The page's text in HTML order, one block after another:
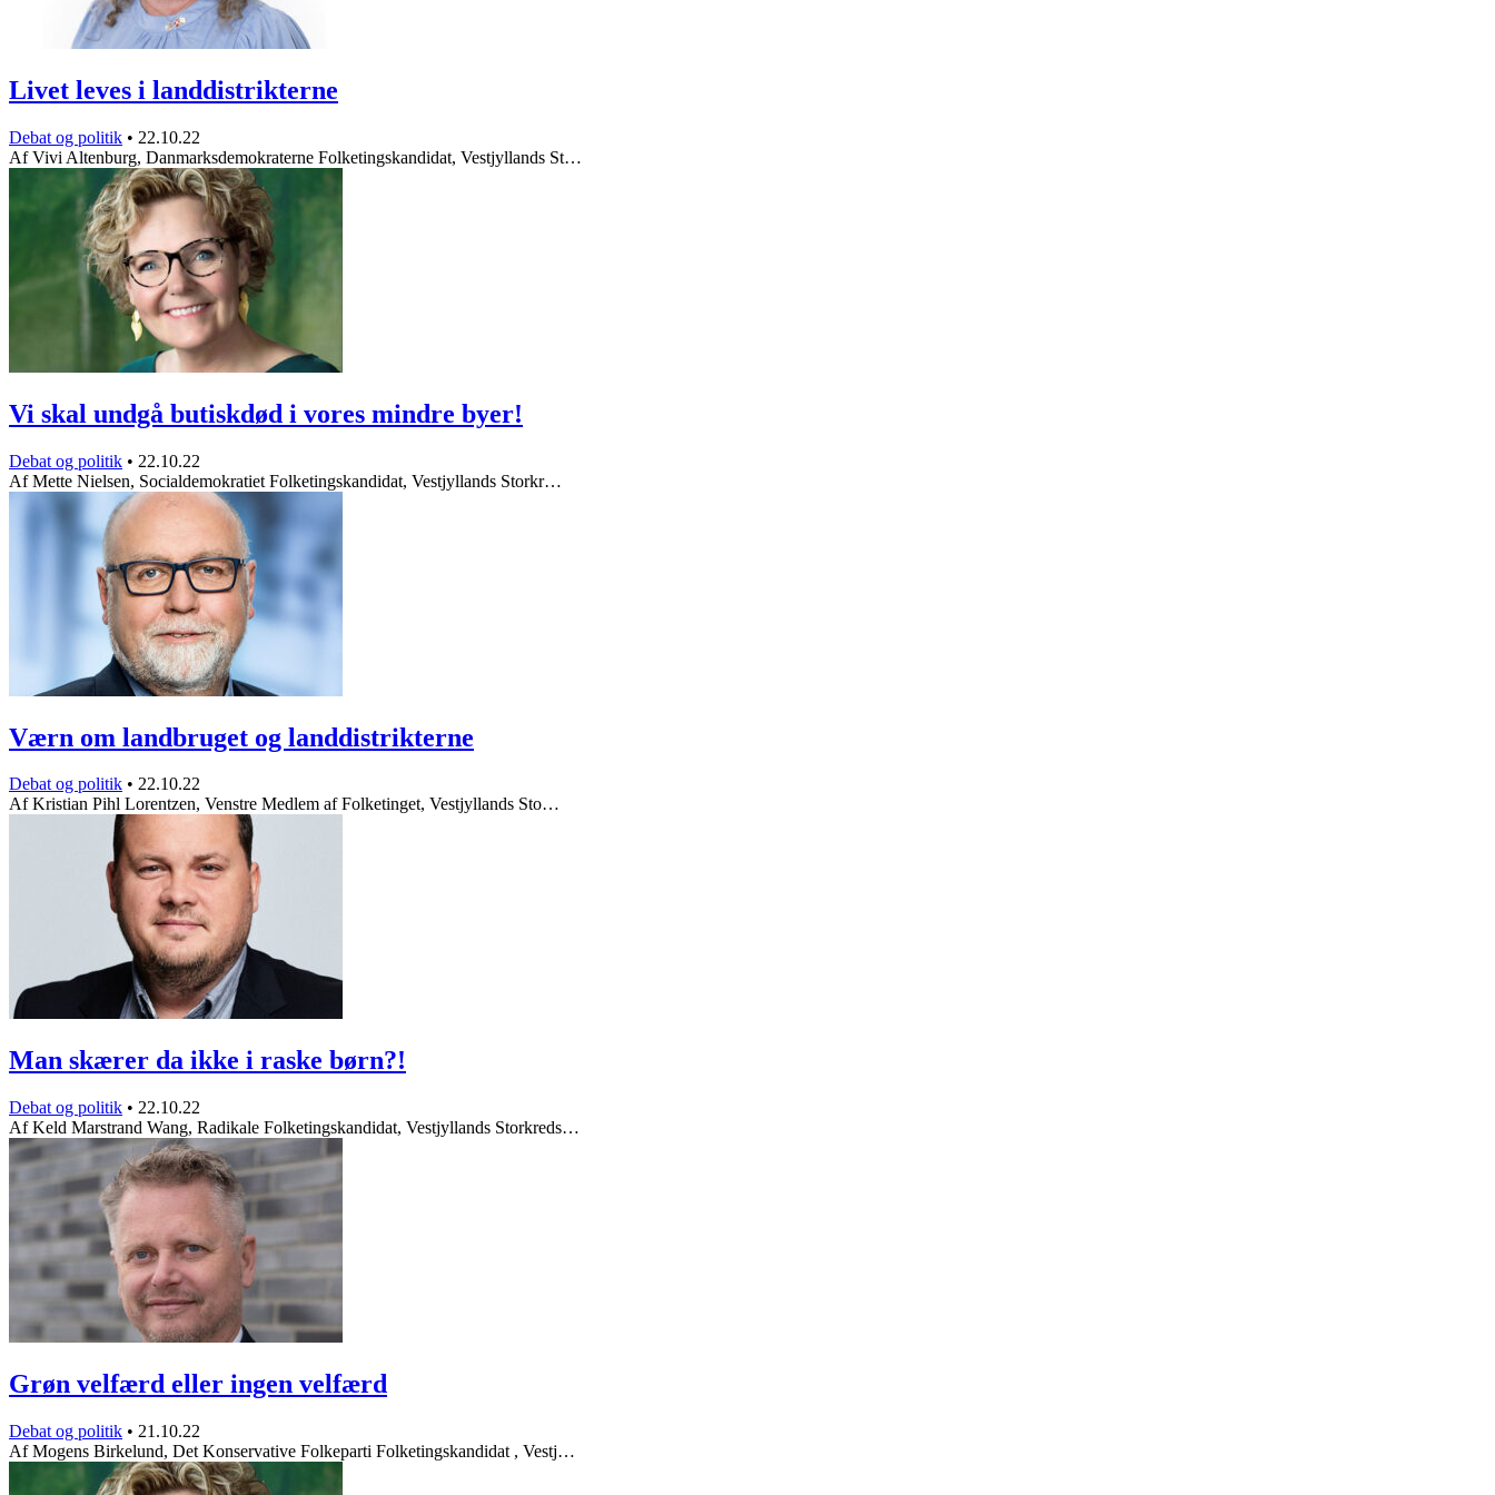
Livet leves i landdistrikterne
Debat og politik • 22.10.22
Af Vivi Altenburg, Danmarksdemokraterne Folketingskandidat, Vestjyllands St…
Vi skal undgå butiskdød i vores mindre byer!
Debat og politik • 22.10.22
Af Mette Nielsen, Socialdemokratiet Folketingskandidat, Vestjyllands Storkr…
Værn om landbruget og landdistrikterne
Debat og politik • 22.10.22
Af Kristian Pihl Lorentzen, Venstre Medlem af Folketinget, Vestjyllands Sto…
Man skærer da ikke i raske børn?!
Debat og politik • 22.10.22
Af Keld Marstrand Wang, Radikale Folketingskandidat, Vestjyllands Storkreds…
Grøn velfærd eller ingen velfærd
Debat og politik • 21.10.22
Af Mogens Birkelund, Det Konservative Folkeparti Folketingskandidat , Vestj…